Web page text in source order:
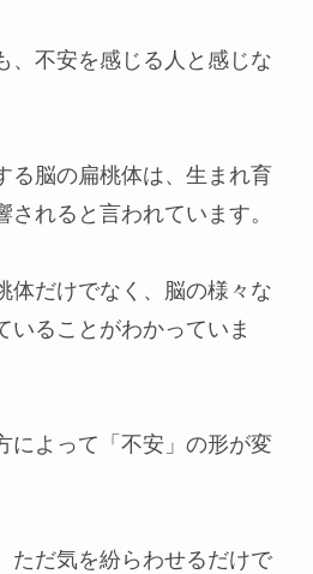
、不安を感じる人と感じな
る脳の扁桃体は、生まれ育
されると言われています。
体だけでなく、脳の様々な
いることがわかっていま
によって「不安」の形が変
ただ気を紛らわせるだけで